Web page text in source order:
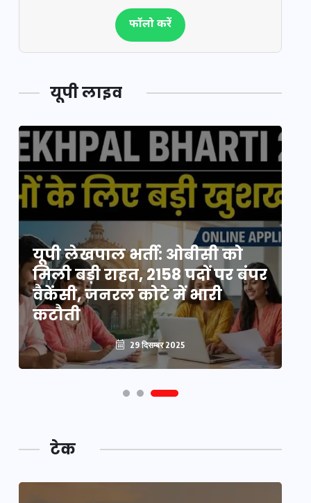
फॉलो करें
यूपी लाइव
यूपी लेखपाल भर्ती: ओबीसी को
मिली बड़ी राहत, 2158 पदों पर बंपर
वैकेंसी, जनरल कोटे में भारी
कटौती
29 दिसम्बर 2025
टेक